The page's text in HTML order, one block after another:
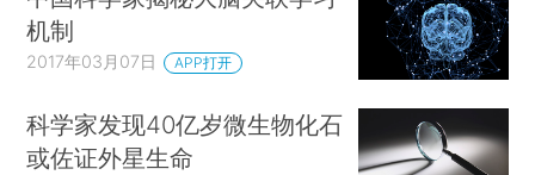
机制
2017年03月07日 APP打开
科学家发现40亿岁微生物化石
或佐证外星生命